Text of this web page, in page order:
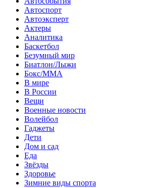
Автоспорт
Автоэксперт
Актеры
Аналитика
Баскетбол
Безумный мир
Биатлон/Лыжи
Бокс/MMA
В мире
В России
Вещи
Военные новости
Волейбол
Гаджеты
Дети
Дом и сад
Еда
Звёзды
Здоровье
Зимние виды спорта